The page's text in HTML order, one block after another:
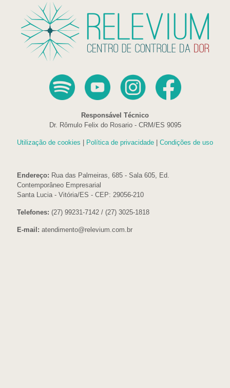
Responsável Técnico
Dr. Rômulo Felix do Rosario - CRM/ES 9095
Utilização de cookies Política de privacidade Condições de uso
Endereço: Rua das Palmeiras, 685 - Sala 605, Ed.
Contemporâneo Empresarial
Santa Lucia - Vitória/ES - CEP: 29056-210
Telefones: (27) 99231-7142 / (27) 3025-1818
E-mail: atendimento@relevium.com.br